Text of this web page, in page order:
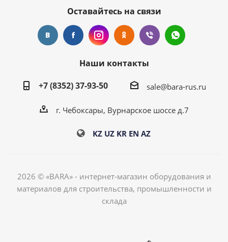
Оставайтесь на связи
Наши контакты
+7 (8352) 37-93-50
sale@bara-rus.ru
г. Чебоксары, Вурнарское шоссе д.7
KZ UZ KR EN AZ
2026 © «BARA» - интернет-магазин оборудования и
материалов для строительства, промышленности и
склада